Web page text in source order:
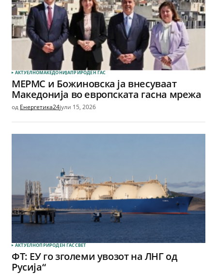
АКТУЕЛНОМАКЕДОНИЈАПРИРОДЕН ГАС
МЕРМС и Божиновска ја внесуваат
Македонија во европската гасна мрежа
од Енергетика24јули 15, 2026
АКТУЕЛНОПРИРОДЕН ГАССВЕТ
ФТ: ЕУ го зголеми увозот на ЛНГ од
Русија“